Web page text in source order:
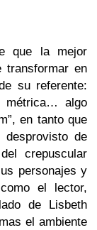
que la mejor
transformar en
su referente:
métrica… algo
en tanto que
de
crepuscular
personajes y
el lector,
de Lisbeth
el ambiente